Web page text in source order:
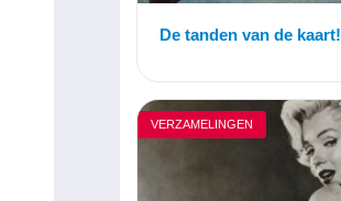
De tanden van de kaart!
VERZAMELINGEN